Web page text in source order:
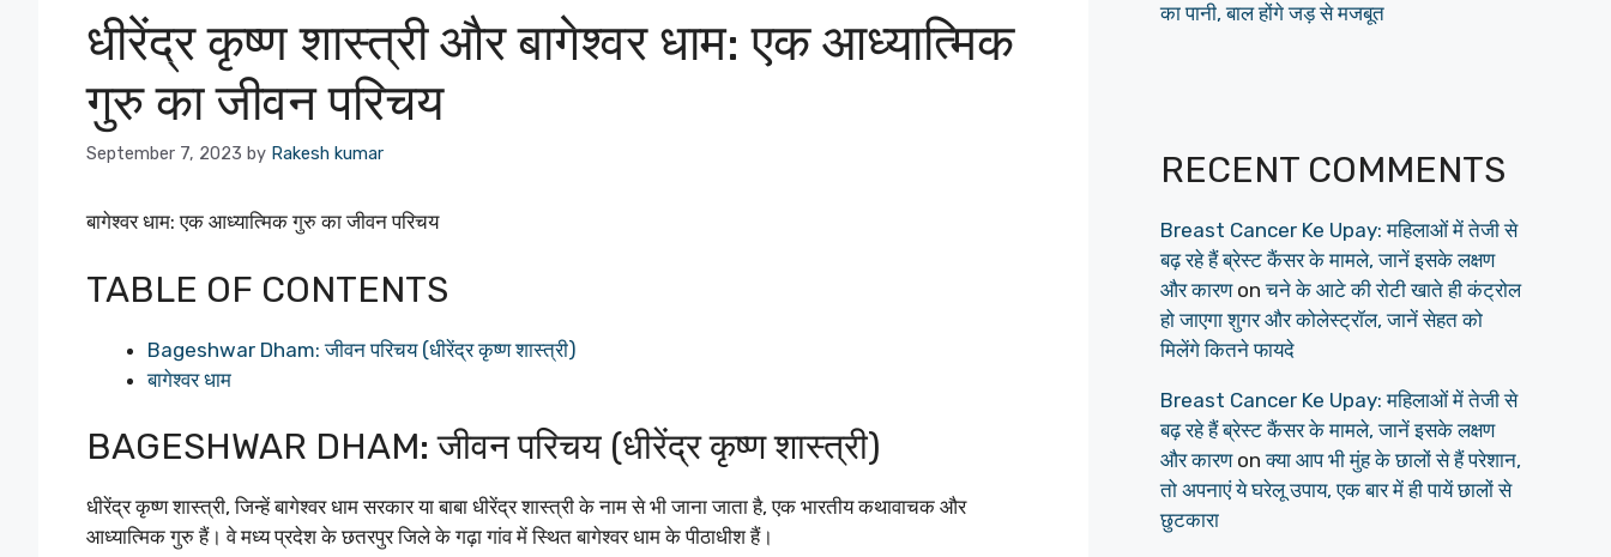
धीरेंद्र कृष्ण शास्त्री और बागेश्वर धाम: एक आध्यात्मिक
गुरु का जीवन परिचय
September 7, 2023 by Rakesh kumar
बागेश्वर धाम: एक आध्यात्मिक गुरु का जीवन परिचय
TABLE OF CONTENTS
Bageshwar Dham: जीवन परिचय (धीरेंद्र कृष्ण शास्त्री)
बागेश्वर धाम
BAGESHWAR DHAM: जीवन परिचय (धीरेंद्र कृष्ण शास्त्री)
धीरेंद्र कृष्ण शास्त्री, जिन्हें बागेश्वर धाम सरकार या बाबा धीरेंद्र शास्त्री के नाम से भी जाना जाता है, एक भारतीय कथावाचक और
आध्यात्मिक गुरु हैं। वे मध्य प्रदेश के छतरपुर जिले के गढ़ा गांव में स्थित बागेश्वर धाम के पीठाधीश हैं।
का पानी, बाल होंगे जड़ से मजबूत
RECENT COMMENTS
Breast Cancer Ke Upay: महिलाओं में तेजी से
बढ़ रहे हैं ब्रेस्ट कैंसर के मामले, जानें इसके लक्षण
और कारणonचने के आटे की रोटी खाते ही कंट्रोल
हो जाएगा शुगर और कोलेस्ट्रॉल, जानें सेहत को
मिलेंगे कितने फायदे
Breast Cancer Ke Upay: महिलाओं में तेजी से
बढ़ रहे हैं ब्रेस्ट कैंसर के मामले, जानें इसके लक्षण
और कारणonक्या आप भी मुंह के छालों से हैं परेशान,
तो अपनाएं ये घरेलू उपाय, एक बार में ही पायें छालों से
छुटकारा